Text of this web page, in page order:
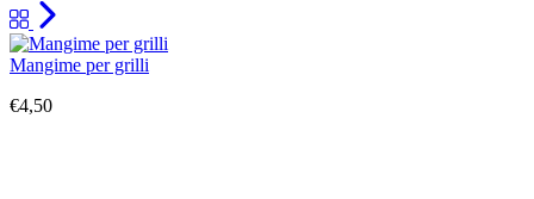
Mangime per grilli
€4,50